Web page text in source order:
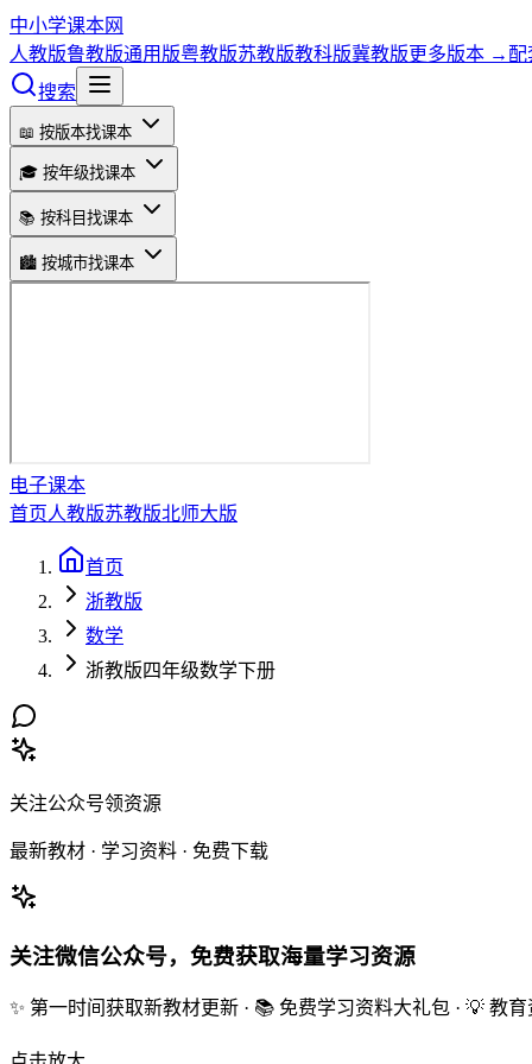
中小学课本网
人教版鲁教版通用版粤教版苏教版教科版冀教版更多版本 → 配
搜索
📖 按版本找课本
🎓 按年级找课本
📚 按科目找课本
🏙️ 按城市找课本
电子课本
首页人教版苏教版北师大版
首页
浙教版
数学
浙教版四年级数学下册
关注公众号领资源
最新教材 · 学习资料 · 免费下载
关注微信公众号，免费获取海量学习资源
✨ 第一时间获取新教材更新 · 📚 免费学习资料大礼包 · 💡 教